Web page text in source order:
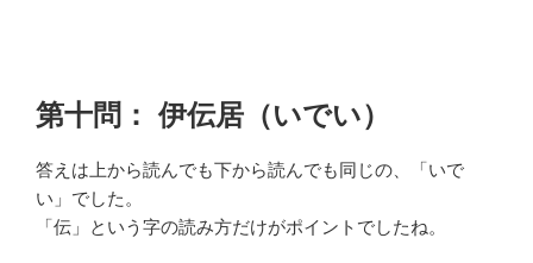
第十問： 伊伝居（いでい）
答えは上から読んでも下から読んでも同じの、「いで
い」でした。
「伝」という字の読み方だけがポイントでしたね。